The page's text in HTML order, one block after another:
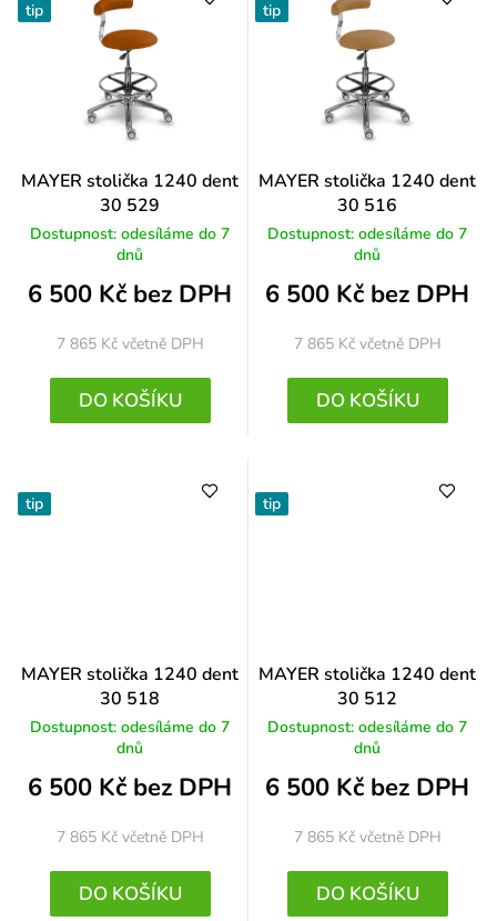
tip
MAYER stolička 1240 dent
30 529
Dostupnost: odesíláme do 7
dnů
6 500 Kč bez DPH
7 865 Kč včetně DPH
DO KOŠÍKU
tip
MAYER stolička 1240 dent
30 516
Dostupnost: odesíláme do 7
dnů
6 500 Kč bez DPH
7 865 Kč včetně DPH
DO KOŠÍKU
tip
MAYER stolička 1240 dent
30 518
Dostupnost: odesíláme do 7
dnů
6 500 Kč bez DPH
7 865 Kč včetně DPH
DO KOŠÍKU
tip
MAYER stolička 1240 dent
30 512
Dostupnost: odesíláme do 7
dnů
6 500 Kč bez DPH
7 865 Kč včetně DPH
DO KOŠÍKU